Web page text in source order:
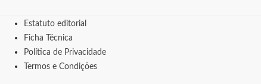
Estatuto editorial
Ficha Técnica
Política de Privacidade
Termos e Condições